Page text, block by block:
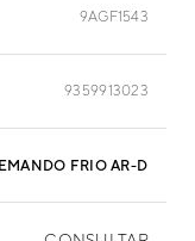
9AGF1543
9359913023
FRIO AR-DL2